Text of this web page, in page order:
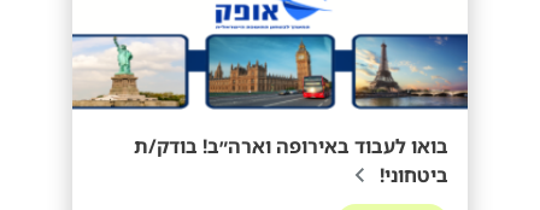
בואו לעבוד באירופה וארה״ב! בודק/ת
ביטחוני!